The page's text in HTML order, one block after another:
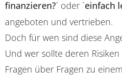
finanzieren?´ oder `einfach
angeboten und vertrieben.
Doch für wen sind diese
Und wer sollte deren
Fragen über Fragen zu